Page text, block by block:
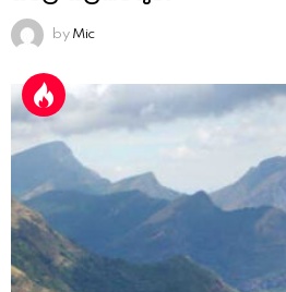
by Mic